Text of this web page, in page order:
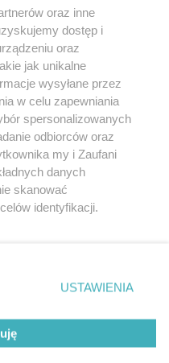
może być powielany i
w jakikolwiek sposób (w
na jakimkolwiek polu
z umieszczaniem w
praw. Jakiekolwiek użycie lub
z naruszeniem prawa,
pod groźbą kary i może być
Media
oraz inne
dostęp i
oraz
jak unikalne
wysyłane przez
w celu zapewniania
spersonalizowanych
odbiorców oraz
my i Zaufani
danych
skanować
identyfikacji.
ustawień prywatności
strony
wymagają zgody
się takiemu
miały zastosowanie tylko
USTAWIENIA